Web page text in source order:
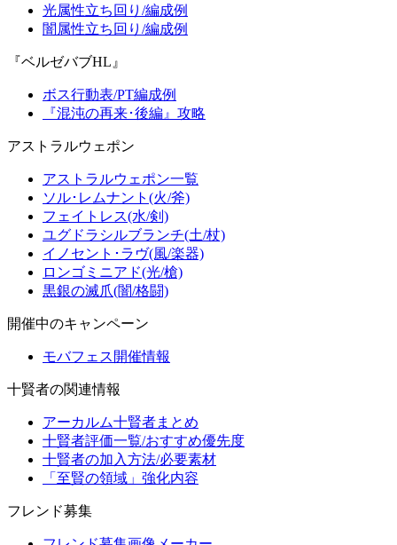
光属性立ち回り/編成例
闇属性立ち回り/編成例
『ベルゼバブHL』
ボス行動表/PT編成例
『混沌の再来･後編』攻略
アストラルウェポン
アストラルウェポン一覧
ソル･レムナント(火/斧)
フェイトレス(水/剣)
ユグドラシルブランチ(土/杖)
イノセント･ラヴ(風/楽器)
ロンゴミニアド(光/槍)
黒銀の滅爪(闇/格闘)
開催中のキャンペーン
モバフェス開催情報
十賢者の関連情報
アーカルム十賢者まとめ
十賢者評価一覧/おすすめ優先度
十賢者の加入方法/必要素材
「至賢の領域」強化内容
フレンド募集